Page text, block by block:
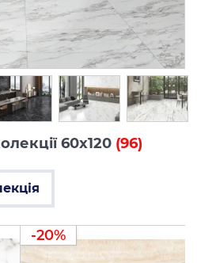
60x120 (96)
-20%